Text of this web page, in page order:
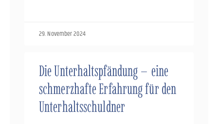
29. November 2024
Die Unterhaltspfändung – eine
schmerzhafte Erfahrung für den
Unterhaltsschuldner